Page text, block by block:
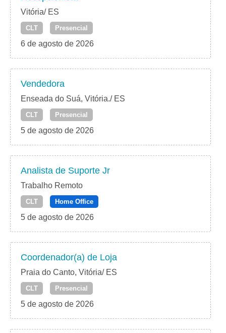
Vitória/ ES
CLT Presencial
6 de agosto de 2026
Vendedora
Enseada do Suá, Vitória./ ES
CLT Presencial
5 de agosto de 2026
Analista de Suporte Jr
Trabalho Remoto
CLT Home Office
5 de agosto de 2026
Coordenador(a) de Loja
Praia do Canto, Vitória/ ES
CLT Presencial
5 de agosto de 2026